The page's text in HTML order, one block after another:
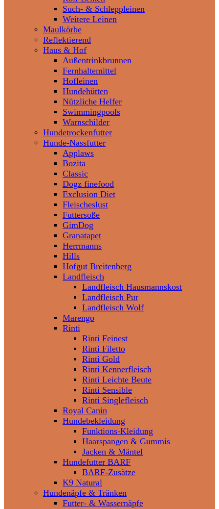
Such- & Schleppleinen
Weitere Leinen
Maulkörbe
Reflektierend
Haus & Hof
Außentrinkbrunnen
Fernhaltemittel
Hofleinen
Hundehütten
Nützliche Helfer
Swimmingpools
Warnschilder
Hundetrockenfutter
Hunde-Nassfutter
Applaws
Bozita
Classic
Dogz finefood
Exclusion Diet
Fleischeslust
Futtersoße
GimDog
Granatapet
Herrmanns
Hills
Hofgut Breitenberg
Landfleisch
Landfleisch Hausmannskost
Landfleisch Pur
Landfleisch Wolf
Marengo
Rinti
Rinti Feinest
Rinti Filetto
Rinti Gold
Rinti Kennerfleisch
Rinti Leichte Beute
Rinti Sensible
Rinti Singlefleisch
Royal Canin
Hundebekleidung
Funktions-Kleidung
Haarspangen & Gummis
Jacken & Mäntel
Hundefutter BARF
BARF-Zusätze
K9 Natural
Hundenäpfe & Tränken
Futter- & Wassernäpfe